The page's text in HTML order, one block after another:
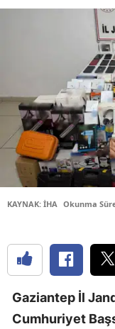
KAYNAK: İHA Okunma
Gaziantep İl
Cumhuriyet